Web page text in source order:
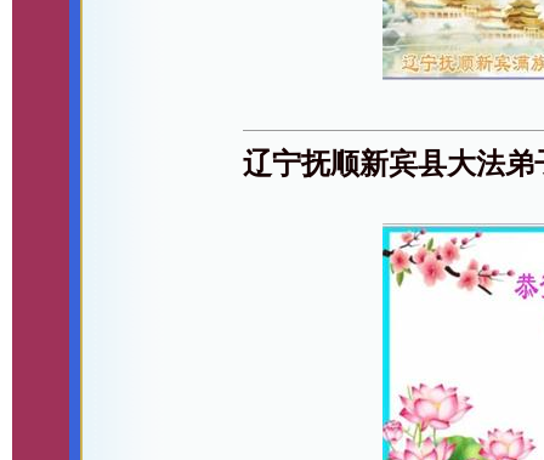
辽宁抚顺新宾县大法